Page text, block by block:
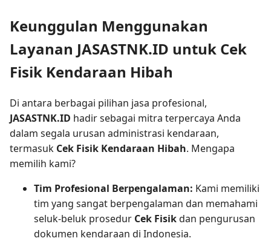
Keunggulan Menggunakan
Layanan JASASTNK.ID untuk Cek
Fisik Kendaraan Hibah
Di antara berbagai pilihan jasa profesional,
JASASTNK.ID hadir sebagai mitra terpercaya Anda
dalam segala urusan administrasi kendaraan,
termasuk Cek Fisik Kendaraan Hibah. Mengapa
memilih kami?
Tim Profesional Berpengalaman: Kami memiliki
tim yang sangat berpengalaman dan memahami
seluk-beluk prosedur Cek Fisikdan pengurusan
dokumen kendaraan di Indonesia.